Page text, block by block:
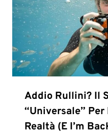
Addio Rullini? Il
“universale”
Realtà (e I’m